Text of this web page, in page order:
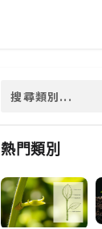
熱門類別